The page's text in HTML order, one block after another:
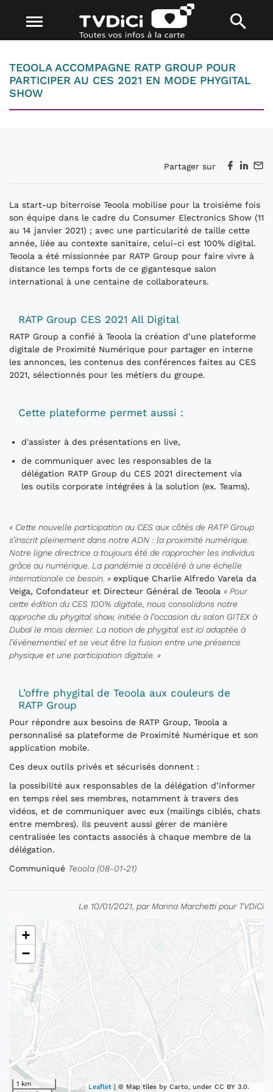
TEOOLA ACCOMPAGNE RATP GROUP POUR
PARTICIPER AU CES 2021 EN MODE PHYGITAL
SHOW
Partager sur
La start-up biterroise Teoola mobilise pour la troisième fois
son équipe dans le cadre du Consumer Electronics Show (11
au 14 janvier 2021) ; avec une particularité de taille cette
année, liée au contexte sanitaire, celui-ci est 100% digital.
Teoola a été missionnée par RATP Group pour faire vivre à
distance les temps forts de ce gigantesque salon
international à une centaine de collaborateurs.
RATP Group CES 2021 All Digital
RATP Group a confié à Teoola la création d’une plateforme
digitale de Proximité Numérique pour partager en interne
les annonces, les contenus des conférences faites au CES
2021, sélectionnés pour les métiers du groupe.
Cette plateforme permet aussi :
d'assister à des présentations en live,
de communiquer avec les responsables de la
délégation RATP Group du CES 2021 directement via
les outils corporate intégrées à la solution (ex. Teams).
« Cette nouvelle participation au CES aux côtés de RATP Group
s’inscrit pleinement dans notre ADN : la proximité numérique.
Notre ligne directrice a toujours été de rapprocher les individus
grâce au numérique. La pandémie a accéléré à une échelle
internationale ce besoin. » explique Charlie Alfredo Varela da
Veiga, Cofondateur et Directeur Général de Teoola « Pour
cette édition du CES 100% digitale, nous consolidons notre
approche du phygital show, initiée à l’occasion du salon GITEX à
Dubaï le mois dernier. La notion de phygital est ici adaptée à
l’événementiel et se veut être la fusion entre une présence
physique et une participation digitale. »
L’offre phygital de Teoola aux couleurs de
RATP Group
Pour répondre aux besoins de RATP Group, Teoola a
personnalisé sa plateforme de Proximité Numérique et son
application mobile.
Ces deux outils privés et sécurisés donnent :
la possibilité aux responsables de la délégation d’informer
en temps réel ses membres, notamment à travers des
vidéos, et de communiquer avec eux (mailings ciblés, chats
entre membres). Ils peuvent aussi gérer de manière
centralisée les contacts associés à chaque membre de la
délégation.
Communiqué Teoola (08-01-21)
Le 10/01/2021, par Marina Marchetti pour TVDiCi
+
−
1 km
Leaflet | © Map tiles by Carto, under CC BY 3.0.